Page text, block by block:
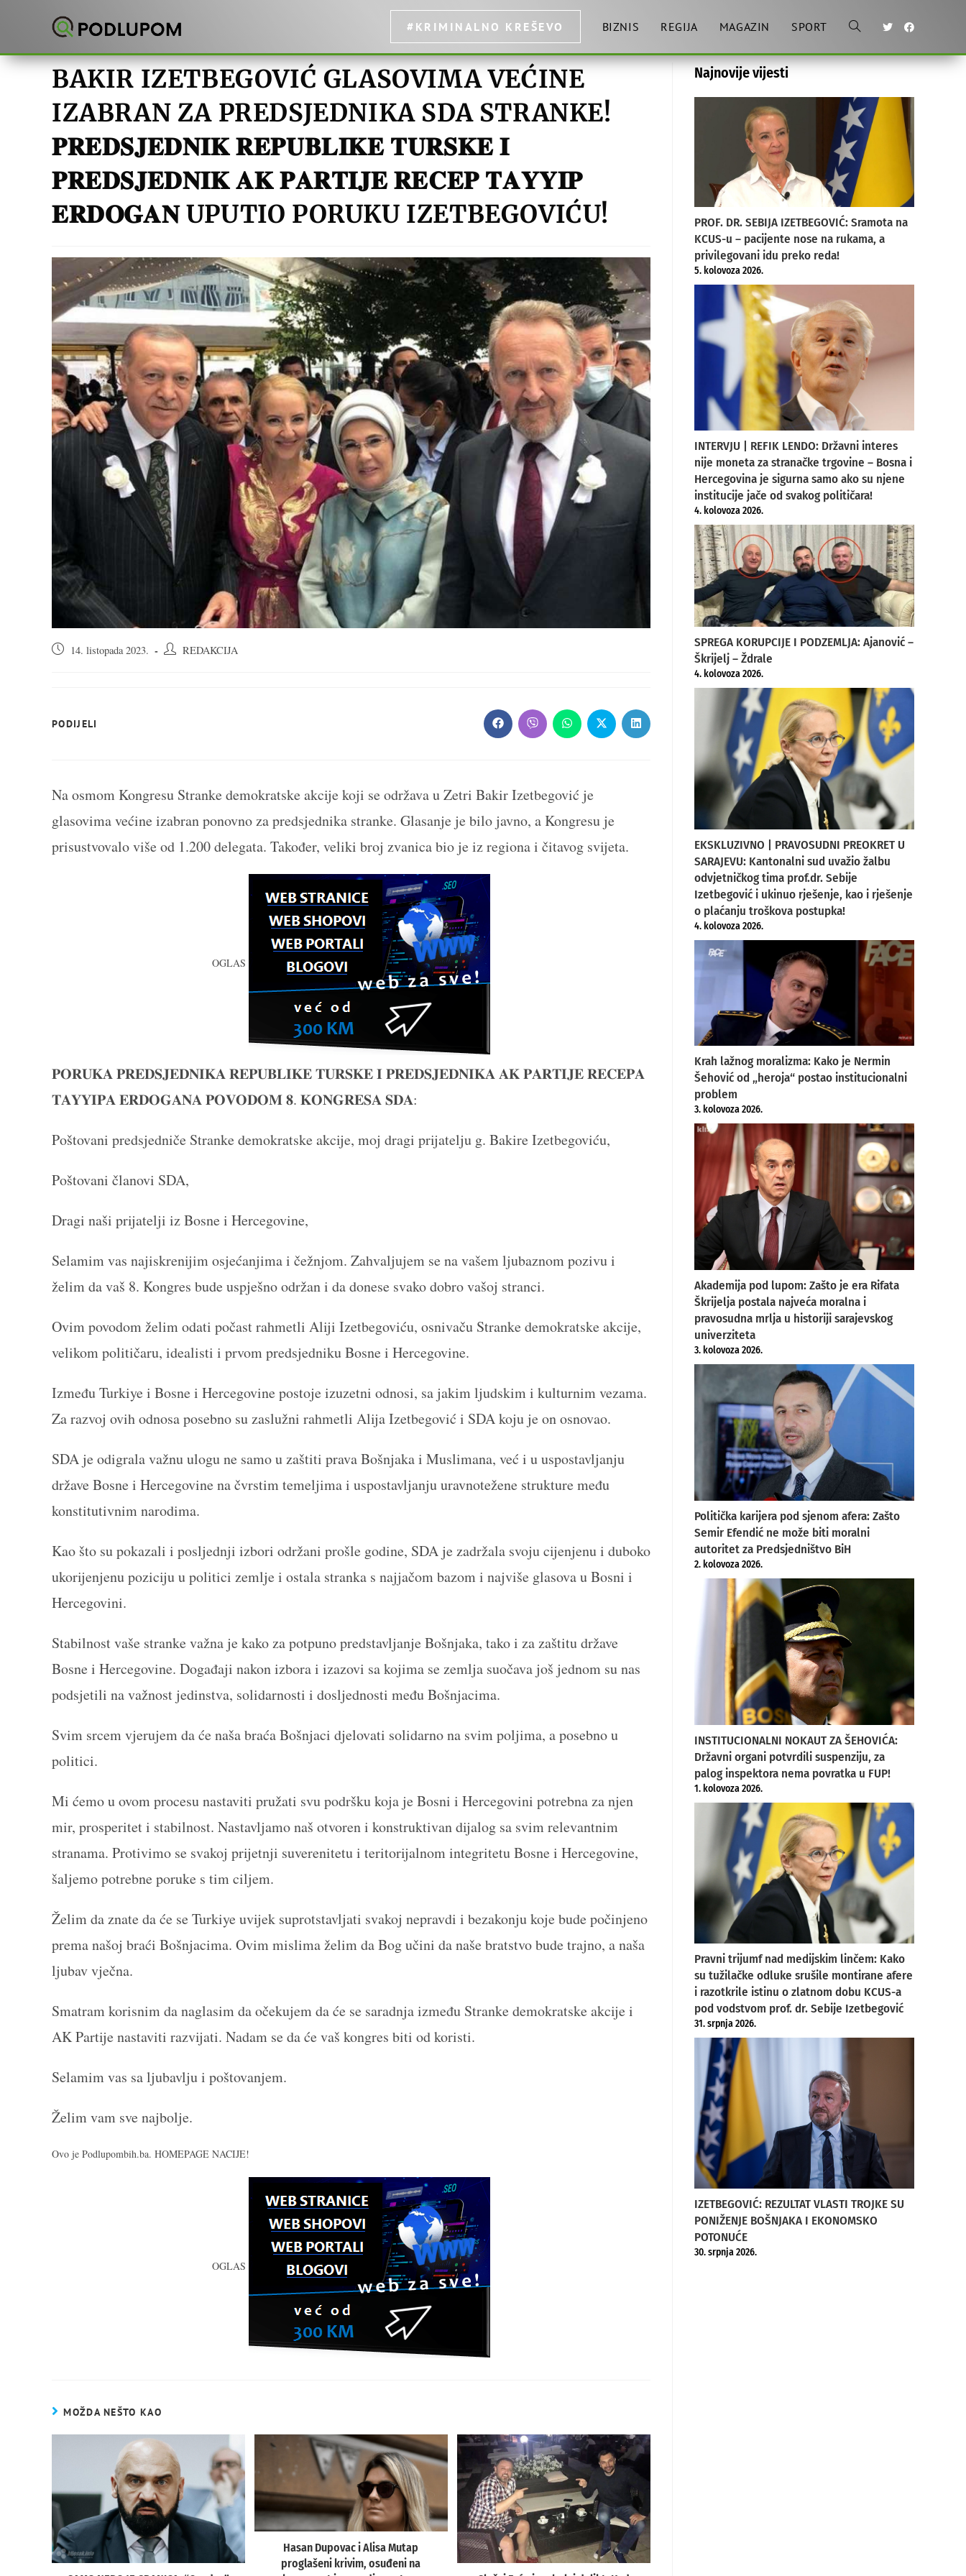
#KRIMINALNO KREŠEVO BIZNIS REGIJA MAGAZIN SPORT Toggle
search
BAKIR IZETBEGOVIĆ GLASOVIMA VEĆINE
IZABRAN ZA PREDSJEDNIKA SDA STRANKE!
𝐏𝐑𝐄𝐃𝐒𝐉𝐄𝐃𝐍𝐈𝐊 𝐑𝐄𝐏𝐔𝐁𝐋𝐈𝐊𝐄 𝐓𝐔𝐑𝐒𝐊𝐄 𝐈
𝐏𝐑𝐄𝐃𝐒𝐉𝐄𝐃𝐍𝐈𝐊 𝐀𝐊 𝐏𝐀𝐑𝐓𝐈𝐉𝐄 𝐑𝐄𝐂𝐄𝐏 𝐓𝐀𝐘𝐘𝐈𝐏
𝐄𝐑𝐃𝐎𝐆𝐀𝐍 UPUTIO PORUKU IZETBEGOVIĆU!
Objava14. listopada 2023.
AutorREDAKCIJA
PODIJELI Opens
in
Opens
in
Opens
in
Opens
in
Opens
in
Na osmom Kongresu Stranke demokratske akcije koji se održava u Zetri Bakir Izetbegović je
glasovima većine izabran ponovno za predsjednika stranke. Glasanje je bilo javno, a Kongresu je
prisustvovalo više od 1.200 delegata. Također, veliki broj zvanica bio je iz regiona i čitavog svijeta.
OGLAS
𝐏𝐎𝐑𝐔𝐊𝐀 𝐏𝐑𝐄𝐃𝐒𝐉𝐄𝐃𝐍𝐈𝐊𝐀 𝐑𝐄𝐏𝐔𝐁𝐋𝐈𝐊𝐄 𝐓𝐔𝐑𝐒𝐊𝐄 𝐈 𝐏𝐑𝐄𝐃𝐒𝐉𝐄𝐃𝐍𝐈𝐊𝐀 𝐀𝐊 𝐏𝐀𝐑𝐓𝐈𝐉𝐄 𝐑𝐄𝐂𝐄𝐏𝐀
𝐓𝐀𝐘𝐘𝐈𝐏𝐀 𝐄𝐑𝐃𝐎𝐆𝐀𝐍𝐀 𝐏𝐎𝐕𝐎𝐃𝐎𝐌 𝟖. 𝐊𝐎𝐍𝐆𝐑𝐄𝐒𝐀 𝐒𝐃𝐀:
Poštovani predsjedniče Stranke demokratske akcije, moj dragi prijatelju g. Bakire Izetbegoviću,
Poštovani članovi SDA,
Dragi naši prijatelji iz Bosne i Hercegovine,
Selamim vas najiskrenijim osjećanjima i čežnjom. Zahvaljujem se na vašem ljubaznom pozivu i
želim da vaš 8. Kongres bude uspješno održan i da donese svako dobro vašoj stranci.
Ovim povodom želim odati počast rahmetli Aliji Izetbegoviću, osnivaču Stranke demokratske akcije,
velikom političaru, idealisti i prvom predsjedniku Bosne i Hercegovine.
Između Turkiye i Bosne i Hercegovine postoje izuzetni odnosi, sa jakim ljudskim i kulturnim vezama.
Za razvoj ovih odnosa posebno su zaslužni rahmetli Alija Izetbegović i SDA koju je on osnovao.
SDA je odigrala važnu ulogu ne samo u zaštiti prava Bošnjaka i Muslimana, već i u uspostavljanju
države Bosne i Hercegovine na čvrstim temeljima i uspostavljanju uravnotežene strukture među
konstitutivnim narodima.
Kao što su pokazali i posljednji izbori održani prošle godine, SDA je zadržala svoju cijenjenu i duboko
ukorijenjenu poziciju u politici zemlje i ostala stranka s najjačom bazom i najviše glasova u Bosni i
Hercegovini.
Stabilnost vaše stranke važna je kako za potpuno predstavljanje Bošnjaka, tako i za zaštitu države
Bosne i Hercegovine. Događaji nakon izbora i izazovi sa kojima se zemlja suočava još jednom su nas
podsjetili na važnost jedinstva, solidarnosti i dosljednosti među Bošnjacima.
Svim srcem vjerujem da će naša braća Bošnjaci djelovati solidarno na svim poljima, a posebno u
politici.
Mi ćemo u ovom procesu nastaviti pružati svu podršku koja je Bosni i Hercegovini potrebna za njen
mir, prosperitet i stabilnost. Nastavljamo naš otvoren i konstruktivan dijalog sa svim relevantnim
stranama. Protivimo se svakoj prijetnji suverenitetu i teritorijalnom integritetu Bosne i Hercegovine,
šaljemo potrebne poruke s tim ciljem.
Želim da znate da će se Turkiye uvijek suprotstavljati svakoj nepravdi i bezakonju koje bude počinjeno
prema našoj braći Bošnjacima. Ovim mislima želim da Bog učini da naše bratstvo bude trajno, a naša
ljubav vječna.
Smatram korisnim da naglasim da očekujem da će se saradnja između Stranke demokratske akcije i
AK Partije nastaviti razvijati. Nadam se da će vaš kongres biti od koristi.
Selamim vas sa ljubavlju i poštovanjem.
Želim vam sve najbolje.
Ovo je Podlupombih.ba. HOMEPAGE NACIJE!
OGLAS
MOŽDA NEŠTO KAO
Hasan Dupovac i Alisa Mutap
proglašeni krivim, osuđeni na
Najnovije vijesti
PROF. DR. SEBIJA IZETBEGOVIĆ: Sramota na
KCUS-u – pacijente nose na rukama, a
privilegovani idu preko reda!
5. kolovoza 2026.
INTERVJU | REFIK LENDO: Državni interes
nije moneta za stranačke trgovine – Bosna i
Hercegovina je sigurna samo ako su njene
institucije jače od svakog političara!
4. kolovoza 2026.
SPREGA KORUPCIJE I PODZEMLJA: Ajanović –
Škrijelj – Ždrale
4. kolovoza 2026.
EKSKLUZIVNO | PRAVOSUDNI PREOKRET U
SARAJEVU: Kantonalni sud uvažio žalbu
odvjetničkog tima prof.dr. Sebije
Izetbegović i ukinuo rješenje, kao i rješenje
o plaćanju troškova postupka!
4. kolovoza 2026.
Krah lažnog moralizma: Kako je Nermin
Šehović od „heroja“ postao institucionalni
problem
3. kolovoza 2026.
Akademija pod lupom: Zašto je era Rifata
Škrijelja postala najveća moralna i
pravosudna mrlja u historiji sarajevskog
univerziteta
3. kolovoza 2026.
Politička karijera pod sjenom afera: Zašto
Semir Efendić ne može biti moralni
autoritet za Predsjedništvo BiH
2. kolovoza 2026.
INSTITUCIONALNI NOKAUT ZA ŠEHOVIĆA:
Državni organi potvrdili suspenziju, za
palog inspektora nema povratka u FUP!
1. kolovoza 2026.
Pravni trijumf nad medijskim linčem: Kako
su tužilačke odluke srušile montirane afere
i razotkrile istinu o zlatnom dobu KCUS-a
pod vodstvom prof. dr. Sebije Izetbegović
31. srpnja 2026.
IZETBEGOVIĆ: REZULTAT VLASTI TROJKE SU
PONIŽENJE BOŠNJAKA I EKONOMSKO
POTONUĆE
30. srpnja 2026.